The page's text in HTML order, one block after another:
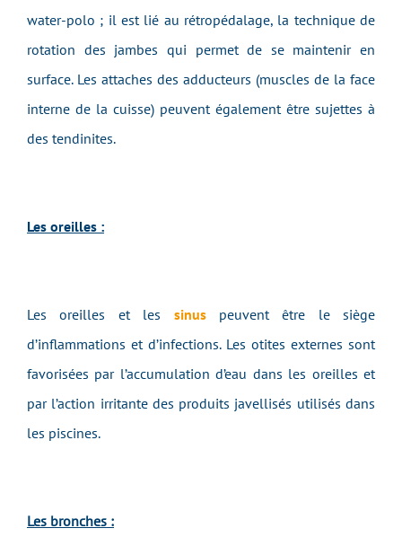
water-polo ; il est lié au rétropédalage, la technique de
rotation des jambes qui permet de se maintenir en
surface. Les attaches des adducteurs (muscles de la face
interne de la cuisse) peuvent également être sujettes à
des tendinites.
Les oreilles :
Les oreilles et les sinuspeuvent être le siège
d’inflammations et d’infections. Les otites externes sont
favorisées par l’accumulation d’eau dans les oreilles et
par l’action irritante des produits javellisés utilisés dans
les piscines.
Les bronches :